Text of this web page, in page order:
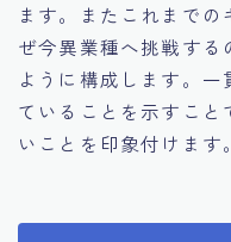
ます。またこれまで
ぜ今異業種へ挑戦する
ように構成します。
ていることを示すこ
いことを印象付けます。